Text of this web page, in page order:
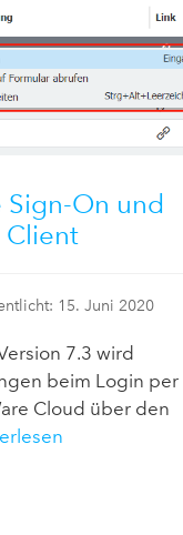
Sign-On und
Client
15. Juni 2020
7.3 wird
beim Login per
Cloud über den